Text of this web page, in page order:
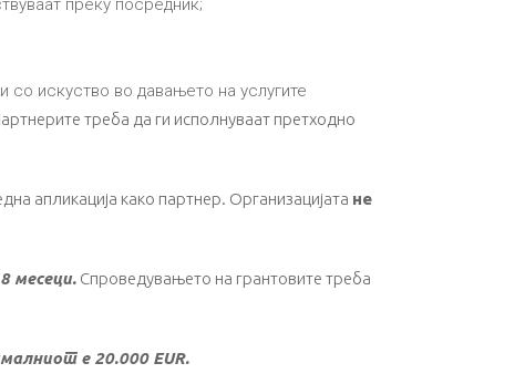
преку посредник;
со искуство во давањето на услугите
треба да ги исполнуваат претходно
апликација како партнер. Организацијата не
месеци. Спроведувањето на грантовите треба
е 20.000 EUR.